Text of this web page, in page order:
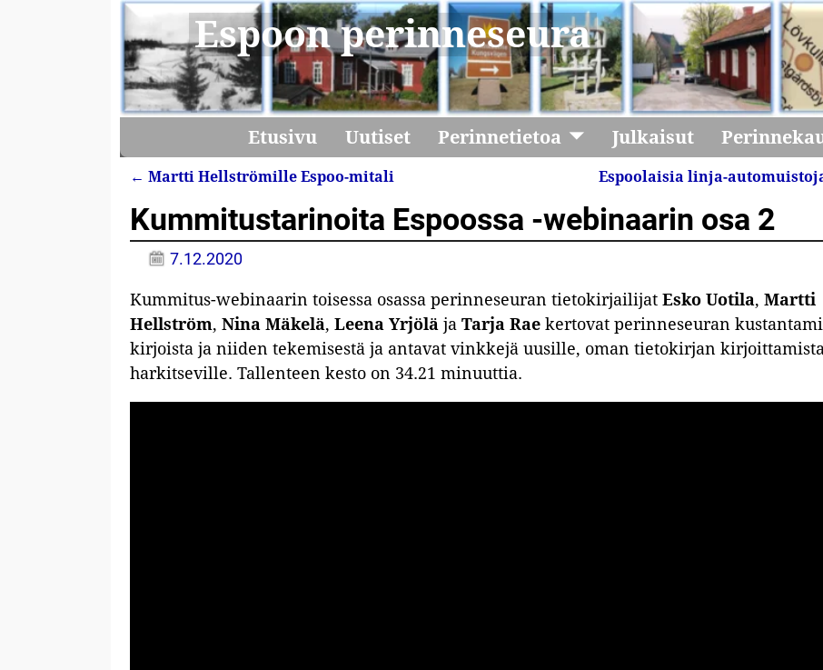
Espoon perinneseura
Etusivu Uutiset Perinnetietoa Julkaisut
← Martti Hellströmille Espoo-mitali Espoolaisia linja-
Kummitustarinoita Espoossa -webinaarin osa 2
7.12.2020
Kummitus-webinaarin toisessa osassa perinneseuran tietokirjailijat Esko Uotila, Martti
Hellström, Nina Mäkelä, Leena Yrjölä ja Tarja Raekertovat perinneseuran
kirjoista ja niiden tekemisestä ja antavat vinkkejä uusille, oman tietokirjan kirjoittamista
harkitseville. Tallenteen kesto on 34.21 minuuttia.